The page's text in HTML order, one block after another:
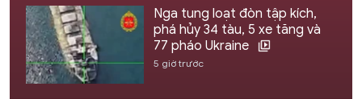
Nga tung loạt đòn tập kích,
phá hủy 34 tàu, 5 xe tăng và
77 pháo Ukraine
5 giờ trước